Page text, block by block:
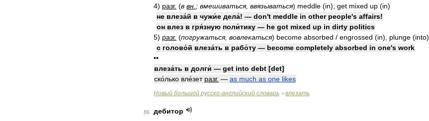
4) разг. (в вн ; вмешиваться, ввязываться) meddle (in); get mixed up (in)
не влеза́й в чужи́е дела́! — don't meddle in other people's affairs!
он влез в гря́зную поли́тику — he got mixed up in dirty politics
5) разг. (погружаться, вовлекаться) become absorbed / engrossed (in), plunge (into)
с голово́й влеза́ть в рабо́ту — become completely absorbed in one's work
••
влеза́ть в долги́ — get into debt [det]
ско́лько вле́зет разг. — as much as one likes
Новый большой русско-английский словарь > влезать
86
дебитор